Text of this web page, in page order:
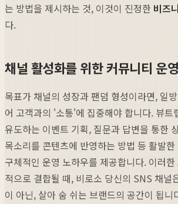
는 방법을 제시하는 것, 이것이 진정한 비즈
다.
채널 활성화를 위한 커뮤니티 운
목표가 채널의 성장과 팬덤 형성이라면, 일
어 고객과의 '소통'에 집중해야 합니다. 뷰트
유도하는 이벤트 기획, 질문과 답변을 통한
목소리를 콘텐츠에 반영하는 방법 등 활발
구체적인 운영 노하우를 제공합니다. 이러
적으로 결합될 때, 비로소 당신의 SNS 채널
이 아닌, 살아 숨 쉬는 브랜드의 공간이 됩니